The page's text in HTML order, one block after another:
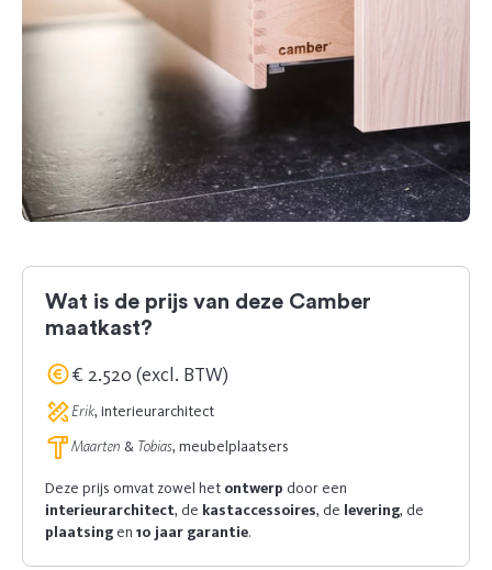
Wat is de prijs van deze Camber
maatkast?
€ 2.520 (excl. BTW)
Erik, interieurarchitect
Maarten & Tobias, meubelplaatsers
Deze prijs omvat zowel het ontwerp door een
interieurarchitect, de kastaccessoires, de levering, de
plaatsing en 10 jaar garantie.